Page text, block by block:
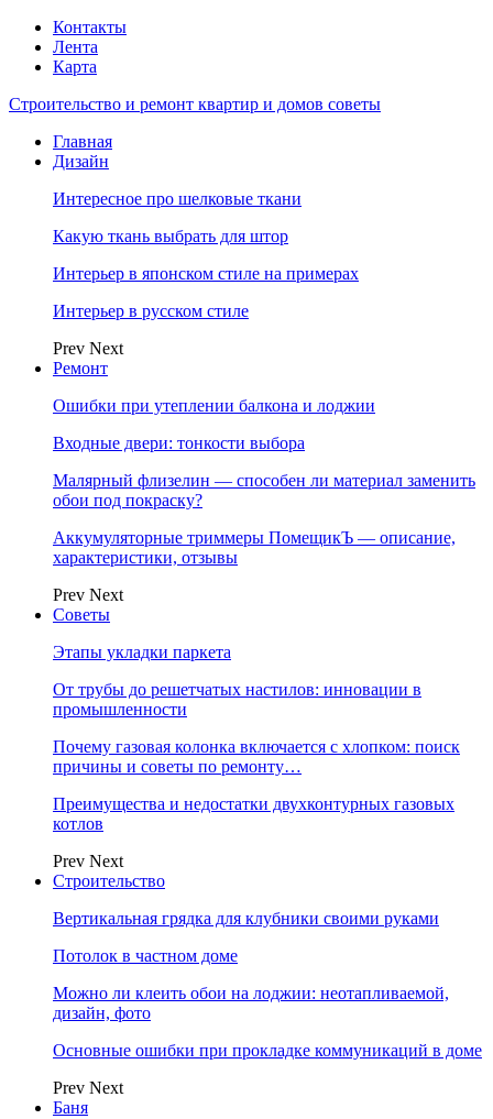
Контакты
Лента
Карта
Строительство и ремонт квартир и домов советы
Главная
Дизайн
Интересное про шелковые ткани
Какую ткань выбрать для штор
Интерьер в японском стиле на примерах
Интерьер в русском стиле
Prev Next
Ремонт
Ошибки при утеплении балкона и лоджии
Входные двери: тонкости выбора
Малярный флизелин — способен ли материал заменить
обои под покраску?
Аккумуляторные триммеры ПомещикЪ — описание,
характеристики, отзывы
Prev Next
Советы
Этапы укладки паркета
От трубы до решетчатых настилов: инновации в
промышленности
Почему газовая колонка включается с хлопком: поиск
причины и советы по ремонту…
Преимущества и недостатки двухконтурных газовых
котлов
Prev Next
Строительство
Вертикальная грядка для клубники своими руками
Потолок в частном доме
Можно ли клеить обои на лоджии: неотапливаемой,
дизайн, фото
Основные ошибки при прокладке коммуникаций в доме
Prev Next
Баня